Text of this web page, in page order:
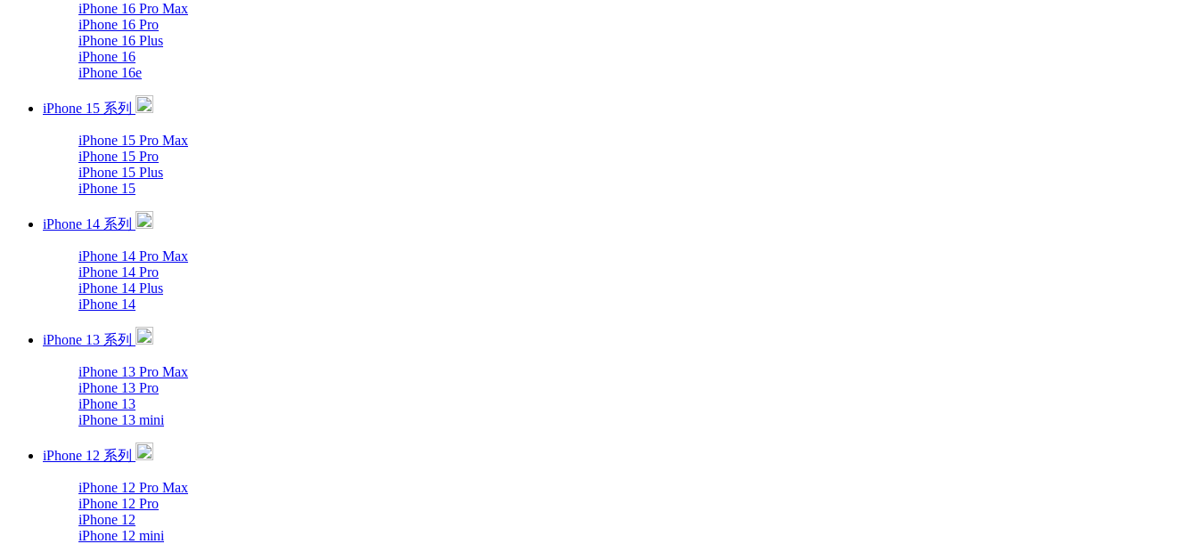
iPhone 16 Pro Max
iPhone 16 Pro
iPhone 16 Plus
iPhone 16
iPhone 16e
iPhone 15 系列
iPhone 15 Pro Max
iPhone 15 Pro
iPhone 15 Plus
iPhone 15
iPhone 14 系列
iPhone 14 Pro Max
iPhone 14 Pro
iPhone 14 Plus
iPhone 14
iPhone 13 系列
iPhone 13 Pro Max
iPhone 13 Pro
iPhone 13
iPhone 13 mini
iPhone 12 系列
iPhone 12 Pro Max
iPhone 12 Pro
iPhone 12
iPhone 12 mini